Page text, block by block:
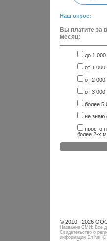
Наш опрос:
Вы платите за
месяц:
до 1 000
от 1 000
от 2 000
от 3 000
более 5
не знаю
просто
более 2-х
© 2010 - 2026
Название СМИ: Все
Свидетельство о
информации Эл